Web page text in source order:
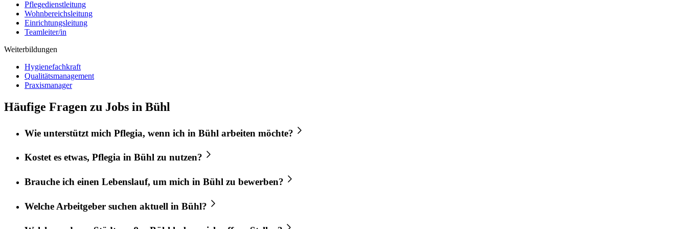
Pflegedienstleitung
Wohnbereichsleitung
Einrichtungsleitung
Teamleiter/in
Weiterbildungen
Hygienefachkraft
Qualitätsmanagement
Praxismanager
Häufige Fragen zu Jobs in Bühl
Wie unterstützt mich Pflegia, wenn ich in Bühl arbeiten möchte?
Kostet es etwas, Pflegia in Bühl zu nutzen?
Brauche ich einen Lebenslauf, um mich in Bühl zu bewerben?
Welche Arbeitgeber suchen aktuell in Bühl?